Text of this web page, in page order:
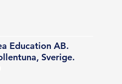
Education AB.
Sverige.